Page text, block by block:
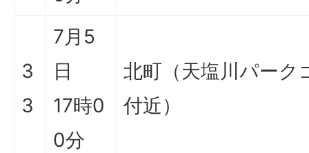
3
3
7月5
日
17時0
0分
北町（天塩川パーク
付近）